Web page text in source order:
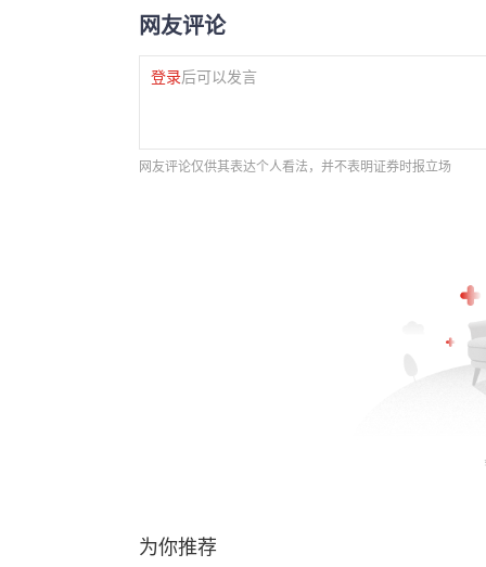
网友评论
登录后可以发言
网友评论仅供其表达个人看法，并不表明证券时报立场
为你推荐